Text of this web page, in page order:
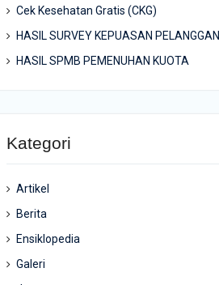
Cek Kesehatan Gratis (CKG)
HASIL SURVEY KEPUASAN PELANGGAN
HASIL SPMB PEMENUHAN KUOTA
Kategori
Artikel
Berita
Ensiklopedia
Galeri